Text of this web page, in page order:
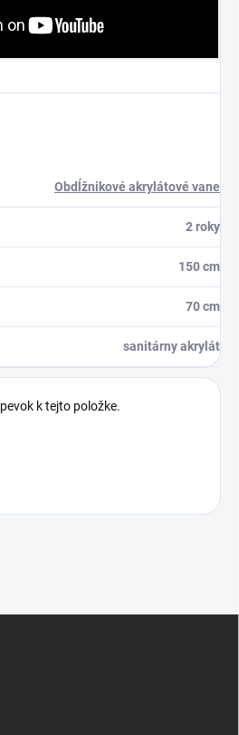
Obdĺžnikové akrylátové vane
2 roky
150 cm
70 cm
sanitárny akrylát
k tejto položke.